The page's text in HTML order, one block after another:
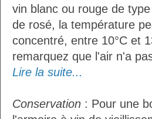
vin blanc ou rouge de
de rosé, la température
concentré, entre 10°C et
remarquez que l'air n'a
Lire la suite...
Conservation : Pour une